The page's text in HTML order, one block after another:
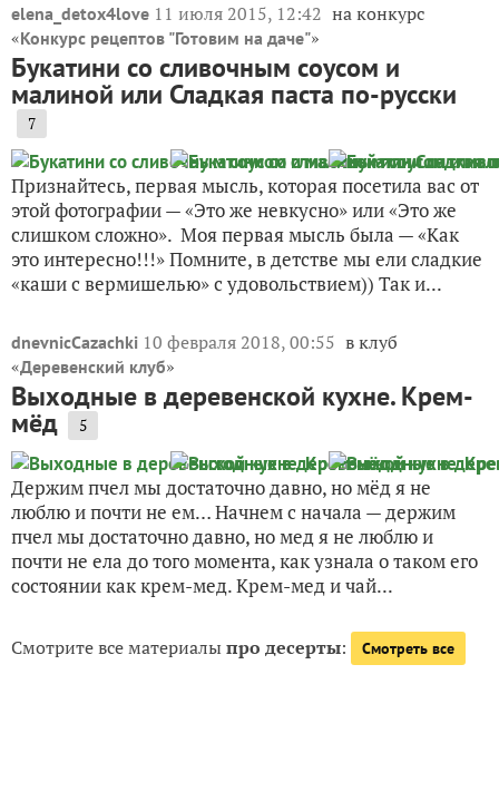
elena_detox4love 11 июля 2015, 12:42 на конкурс
«Конкурс рецептов "Готовим на даче"»
Букатини со сливочным соусом и
малиной или Сладкая паста по-русски
7
Признайтесь, первая мысль, которая посетила вас от
этой фотографии — «Это же невкусно» или «Это же
слишком сложно». Моя первая мысль была — «Как
это интересно!!!» Помните, в детстве мы ели сладкие
«каши с вермишелью» с удовольствием)) Так и...
dnevnicCazachki 10 февраля 2018, 00:55 в клуб
«Деревенский клуб»
Выходные в деревенской кухне. Крем-
мёд 5
Держим пчел мы достаточно давно, но мёд я не
люблю и почти не ем… Начнем с начала — держим
пчел мы достаточно давно, но мед я не люблю и
почти не ела до того момента, как узнала о таком его
состоянии как крем-мед. Крем-мед и чай...
Смотрите все материалыпро десерты: Смотреть все